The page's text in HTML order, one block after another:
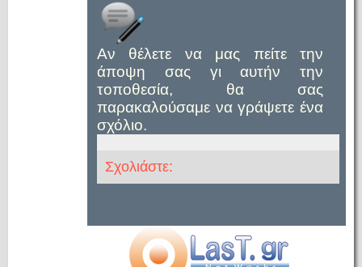
Αν θέλετε να μας πείτε την
άποψη σας γι αυτήν την
τοποθεσία, θα σας
παρακαλούσαμε να γράψετε ένα
σχόλιο.
Σχολιάστε: